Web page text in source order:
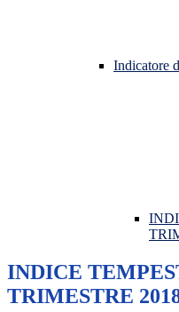
Indicatore
INDICE
TRIMESTRE